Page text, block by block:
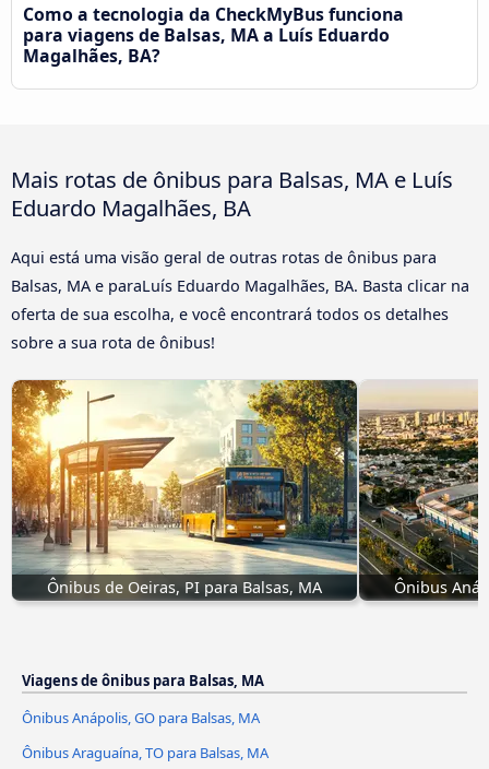
Como a tecnologia da CheckMyBus funciona
para viagens de Balsas, MA a Luís Eduardo
Magalhães, BA?
Mais rotas de ônibus para Balsas, MA e Luís
Eduardo Magalhães, BA
Aqui está uma visão geral de outras rotas de ônibus para
Balsas, MA e paraLuís Eduardo Magalhães, BA. Basta clicar na
oferta de sua escolha, e você encontrará todos os detalhes
sobre a sua rota de ônibus!
Ônibus de Oeiras, PI para Balsas, MA Ônibus
Viagens de ônibus para Balsas, MA
Ônibus Anápolis, GO para Balsas, MA
Ônibus Araguaína, TO para Balsas, MA